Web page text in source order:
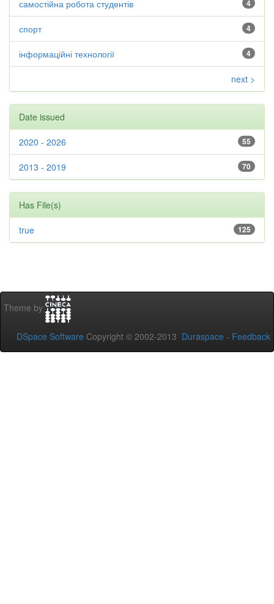
4
самостійна робота студентів
4
спорт
4
інформаційні технології
next >
Date issued
55
2020 - 2026
70
2013 - 2019
Has File(s)
125
true
Theme by
DSpace Software Copyright © 2002-2013 Duraspace - Feedback